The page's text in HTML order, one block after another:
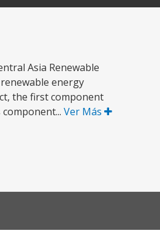
Asia Renewable
energy
the first component
Ver Más